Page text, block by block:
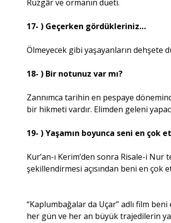
Rüzgâr ve ormanın düeti.
17- ) Geçerken gördükleriniz…
Ölmeyecek gibi yaşayanların dehşete
18- ) Bir notunuz var mı?
Zannımca tarihin en pespaye
bir hikmeti vardır. Elimden geleni
19- ) Yaşamın boyunca seni en
Kur’an-ı Kerim’den sonra Risale-i Nur
şekillendirmesi açısından beni en çok
“Kaplumbağalar da Uçar” adlı film
her gün ve her an büyük trajedilerin